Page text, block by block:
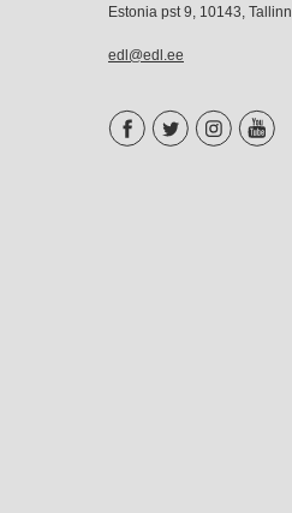
Estonia pst 9, 10143, Tallinn
edl@edl.ee